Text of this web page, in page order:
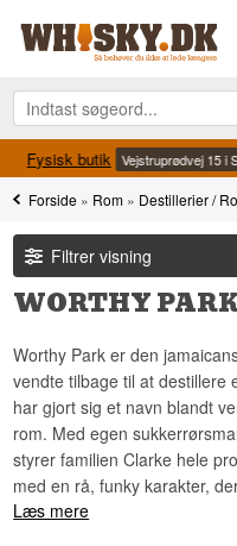
Levering fra 49 kr. 2-4
Forside » Rom » Destillerier /
Filtrer visning
WORTHY
Worthy Park er den
vendte tilbage til at destillere
har gjort sig et navn blandt
rom. Med egen
styrer familien Clarke hele
med en rå, funky karakter,
Læs mere